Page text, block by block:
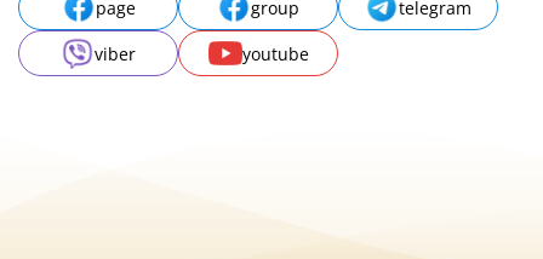
page group
telegram
viber
youtube